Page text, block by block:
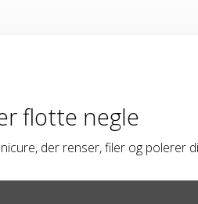
flotte negle
der renser, filer og polerer